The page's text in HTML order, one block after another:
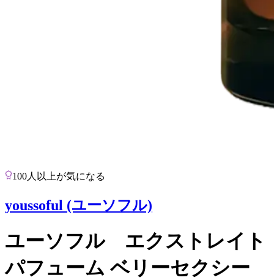
100人以上が気になる
youssoful (ユーソフル)
ユーソフル エクストレイト
パフューム ベリーセクシー